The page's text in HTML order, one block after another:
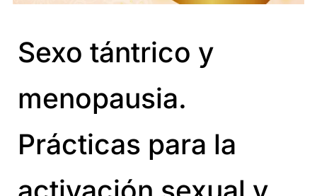
Sexo tántrico y
menopausia.
Prácticas para la